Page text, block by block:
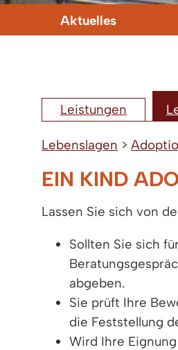
Aktuelles
Leistungen
Lebenslagen >
EIN KIND
Lassen Sie sich von
Sollten Sie sich
abgeben.
Sie prüft Ihre
die Feststellung
Wird Ihre